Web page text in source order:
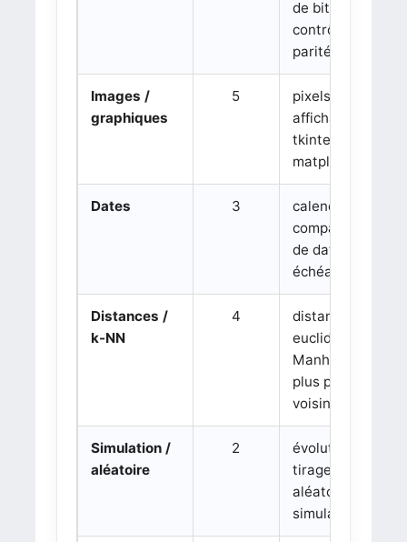
de bits,
contrôle de
parité
Images /
graphiques
5
pixels,
affichage 3D,
tkinter,
matplotlib
Dates 3
calendrier,
comparaison
de dates,
échéances
Distances /
k-NN
4
distance
euclidienne,
Manhattan,
plus proches
voisins
Simulation /
aléatoire
2
évolution,
tirages
aléatoires,
simulation